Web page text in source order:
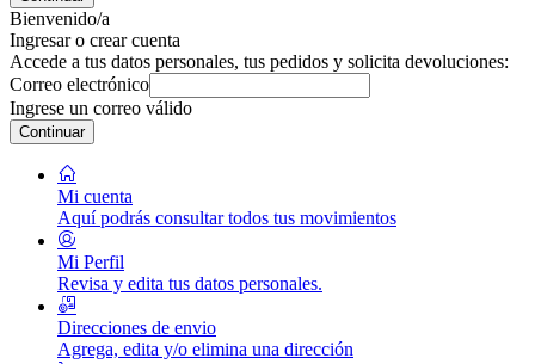
Bienvenido/a
Ingresar o crear cuenta
Accede a tus datos personales, tus pedidos y solicita devoluciones:
Correo electrónico
Ingrese un correo válido
Continuar
Mi cuenta
Aquí podrás consultar todos tus movimientos
Mi Perfil
Revisa y edita tus datos personales.
Direcciones de envio
Agrega, edita y/o elimina una dirección